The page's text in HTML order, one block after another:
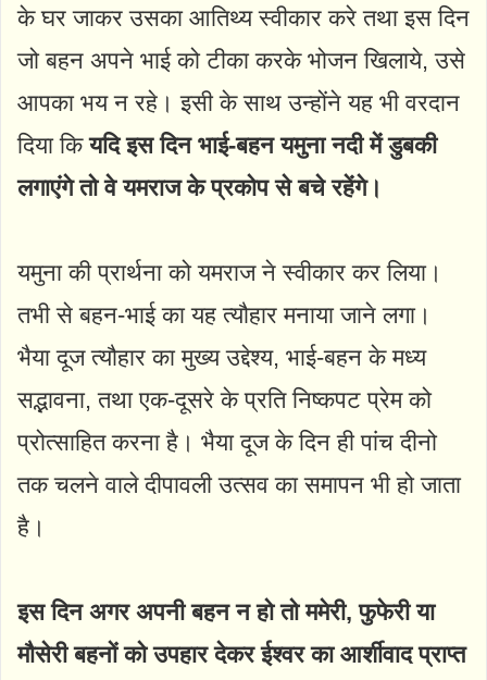
के घर जाकर उसका आतिथ्य स्वीकार करे तथा इस दिन
जो बहन अपने भाई को टीका करके भोजन खिलाये, उसे
आपका भय न रहे। इसी के साथ उन्होंने यह भी वरदान
दिया कियदि इस दिन भाई-बहन यमुना नदी में डुबकी
लगाएंगे तो वे यमराज के प्रकोप से बचे रहेंगे।
यमुना की प्रार्थना को यमराज ने स्वीकार कर लिया।
तभी से बहन-भाई का यह त्यौहार मनाया जाने लगा।
भैया दूज त्यौहार का मुख्य उद्देश्य, भाई-बहन के मध्य
सद्भावना, तथा एक-दूसरे के प्रति निष्कपट प्रेम को
प्रोत्साहित करना है। भैया दूज के दिन ही पांच दीनो
तक चलने वाले दीपावली उत्सव का समापन भी हो जाता
है।
इस दिन अगर अपनी बहन न हो तो ममेरी, फुफेरी या
मौसेरी बहनों को उपहार देकर ईश्वर का आर्शीवाद प्राप्त